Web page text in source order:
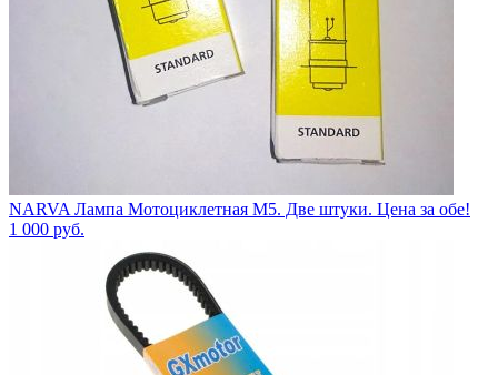
NARVA Лампа Мотоциклетная M5. Две штуки. Цена за обе!
1 000 руб.